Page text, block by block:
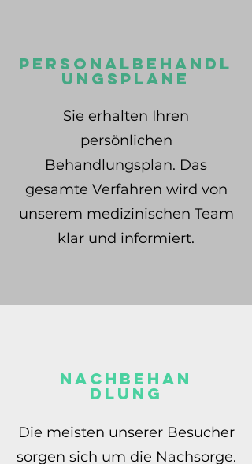
PERSONALBEHANDL
UNGSPLANE
Sie erhalten Ihren
persönlichen
Behandlungsplan. Das
gesamte Verfahren wird von
unserem medizinischen Team
klar und informiert.
NACHBEHAN
DLUNG
Die meisten unserer Besucher
sorgen sich um die Nachsorge.